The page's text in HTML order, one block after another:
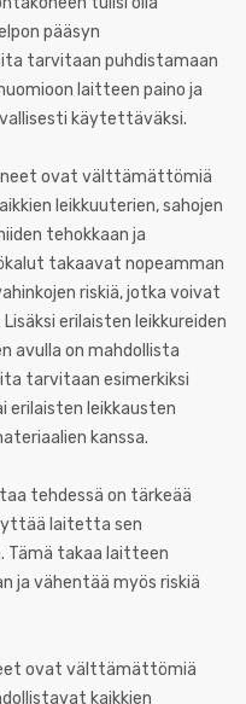
pääsyn
tarvitaan puhdistamaan
laitteen paino ja
käytettäväksi.
ovat välttämättömiä
leikkuuterien, sahojen
tehokkaan ja
takaavat nopeamman
riskiä, jotka voivat
erilaisten leikkureiden
avulla on mahdollista
tarvitaan esimerkiksi
erilaisten leikkausten
kanssa.
tehdessä on tärkeää
laitetta sen
takaa laitteen
ja vähentää myös riskiä
ovat välttämättömiä
kaikkien